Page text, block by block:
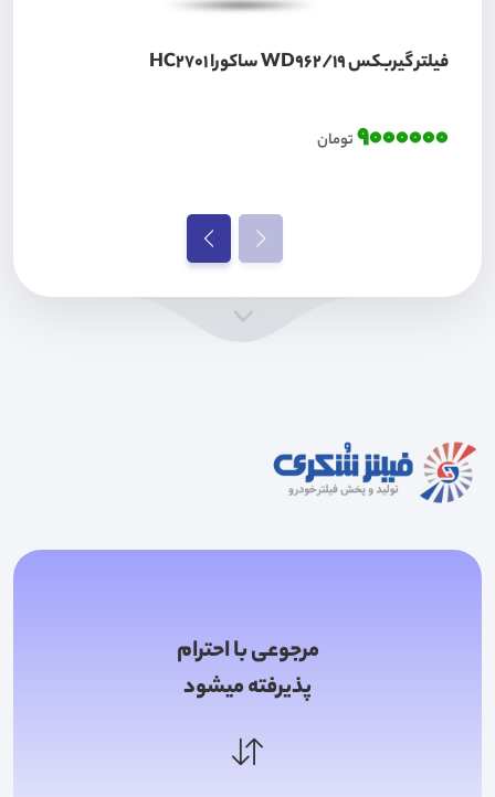
فیلتر گیربکس WD962/19 ساکورا HC2701
9000000تومان
مرجوعی با احترام
پذیرفته میشود